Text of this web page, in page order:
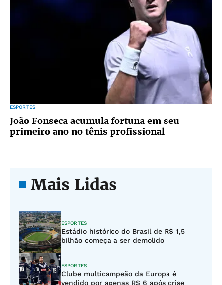
ESPORTES
João Fonseca acumula fortuna em seu
primeiro ano no tênis profissional
Mais Lidas
ESPORTES
Estádio histórico do Brasil de R$ 1,5
bilhão começa a ser demolido
ESPORTES
Clube multicampeão da Europa é
vendido por apenas R$ 6 após crise